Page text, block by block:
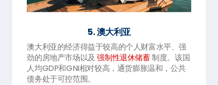
5. 澳大利亚
澳大利亚的经济得益于较高的个人财富水平、强
劲的房地产市场以及强制性退休储蓄制度。该国
人均GDP和GNI相对较高，通货膨胀温和，公共
债务处于可控范围。